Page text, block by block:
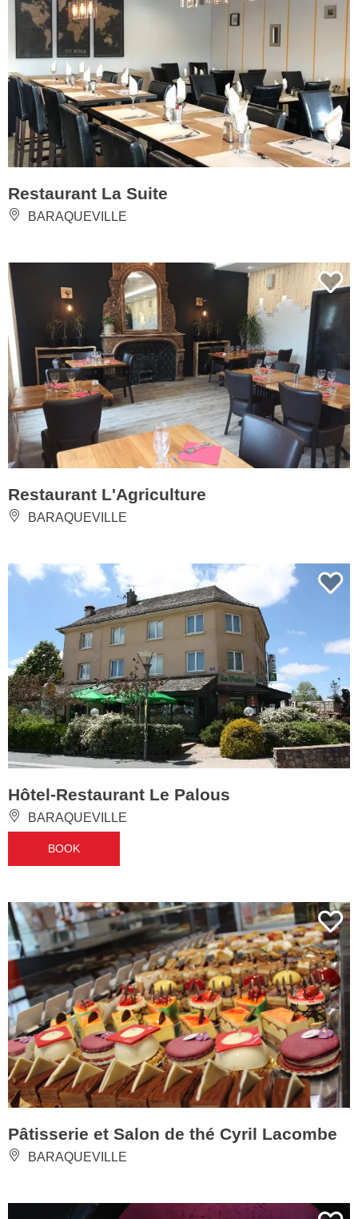
Restaurant La Suite
BARAQUEVILLE
Restaurant L'Agriculture
BARAQUEVILLE
Hôtel-Restaurant Le Palous
BARAQUEVILLE
BOOK
Pâtisserie et Salon de thé Cyril Lacombe
BARAQUEVILLE